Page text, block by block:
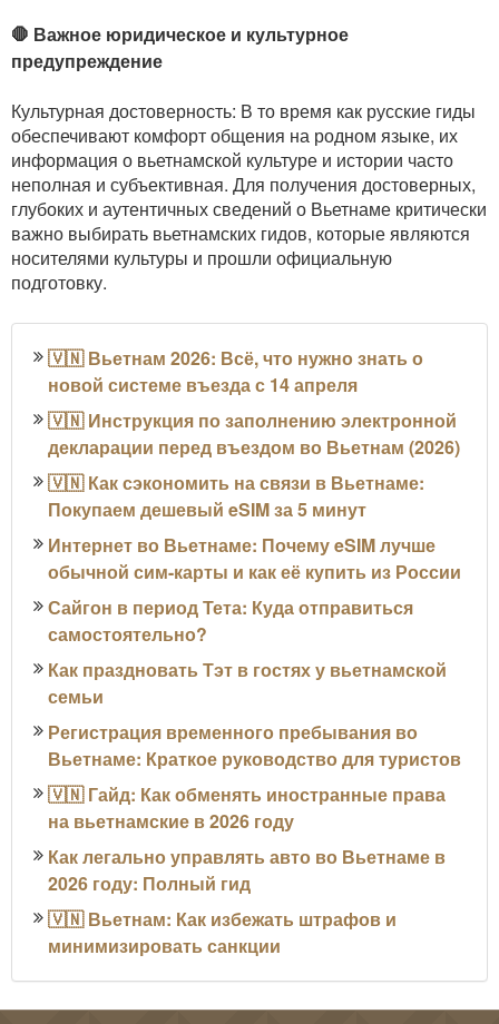
🛑 Важное юридическое и культурное
предупреждение
Культурная достоверность: В то время как русские гиды
обеспечивают комфорт общения на родном языке, их
информация о вьетнамской культуре и истории часто
неполная и субъективная. Для получения достоверных,
глубоких и аутентичных сведений о Вьетнаме критически
важно выбирать вьетнамских гидов, которые являются
носителями культуры и прошли официальную
подготовку.
🇻🇳 Вьетнам 2026: Всё, что нужно знать о
новой системе въезда с 14 апреля
🇻🇳 Инструкция по заполнению электронной
декларации перед въездом во Вьетнам (2026)
🇻🇳 Как сэкономить на связи в Вьетнаме:
Покупаем дешевый eSIM за 5 минут
Интернет во Вьетнаме: Почему eSIM лучше
обычной сим-карты и как её купить из России
Сайгон в период Тета: Куда отправиться
самостоятельно?
Как праздновать Тэт в гостях у вьетнамской
семьи
Регистрация временного пребывания во
Вьетнаме: Краткое руководство для туристов
🇻🇳 Гайд: Как обменять иностранные права
на вьетнамские в 2026 году
Как легально управлять авто во Вьетнаме в
2026 году: Полный гид
🇻🇳 Вьетнам: Как избежать штрафов и
минимизировать санкции